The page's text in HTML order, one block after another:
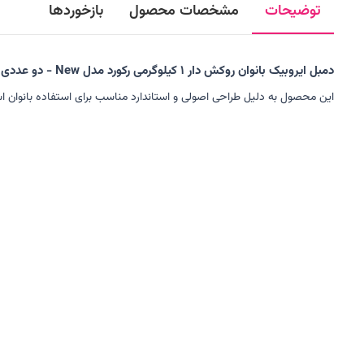
توضیحات مشخصات محصول بازخوردها
دمبل ایروبیک بانوان روکش‌ دار 1 کیلوگرمی رکورد مدل New - دو عددی
این محصول به دلیل طراحی اصولی و استاندارد مناسب برای استفاده